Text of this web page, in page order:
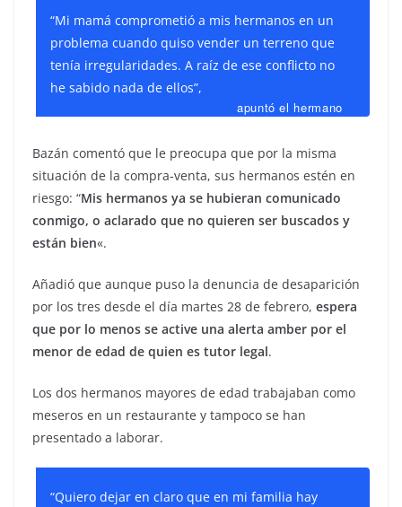
“Mi mamá comprometió a mis hermanos en un
problema cuando quiso vender un terreno que
tenía irregularidades. A raíz de ese conflicto no
he sabido nada de ellos”,
apuntó el hermano
Bazán comentó que le preocupa que por la misma
situación de la compra-venta, sus hermanos estén en
riesgo: “Mis hermanos ya se hubieran comunicado
conmigo, o aclarado que no quieren ser buscados y
están bien«.
Añadió que aunque puso la denuncia de desaparición
por los tres desde el día martes 28 de febrero, espera
que por lo menos se active una alerta amber por el
menor de edad de quien es tutor legal.
Los dos hermanos mayores de edad trabajaban como
meseros en un restaurante y tampoco se han
presentado a laborar.
“Quiero dejar en claro que en mi familia hay